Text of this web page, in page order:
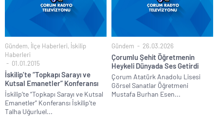
Gündem, İlçe Haberleri, İskilip
Haberleri
01.01.2015
İskilip’te “Topkapı Sarayı ve
Kutsal Emanetler” Konferansı
İskilip’te “Topkapı Sarayı ve Kutsal
Emanetler” Konferansı İskilip’te
Talha Uğurluel...
Gündem 26.03.2026
Çorumlu Şehit Öğretmenin
Heykeli Dünyada Ses Getirdi
Çorum Atatürk Anadolu Lisesi
Görsel Sanatlar Öğretmeni
Mustafa Burhan Esen...